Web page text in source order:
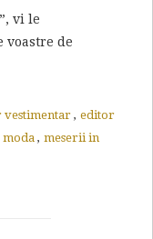
vi le
voastre de
vestimentar , editor
, meserii in